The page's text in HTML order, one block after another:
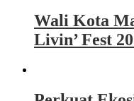
Wali Kota
Livin’ Fest